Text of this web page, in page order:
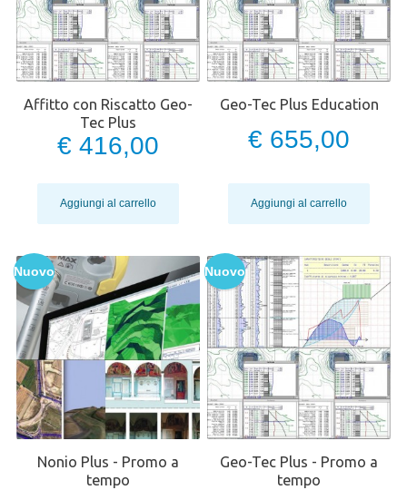
Affitto con Riscatto Geo-
Tec Plus
€ 416,00
Aggiungi al carrello
Geo-Tec Plus Education
€ 655,00
Aggiungi al carrello
Nuovo
Nonio Plus - Promo a
tempo
Nuovo
Geo-Tec Plus - Promo a
tempo